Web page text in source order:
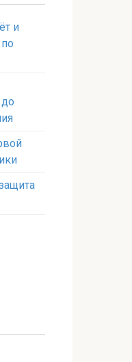
и